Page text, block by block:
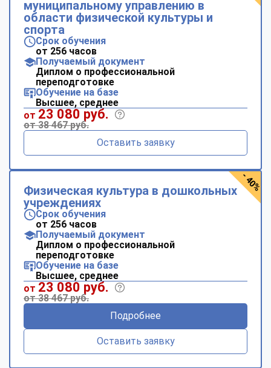
муниципальному управлению в
области физической культуры и
спорта
Срок обучения
от 256 часов
Получаемый документ
Диплом о профессиональной
переподготовке
Обучение на базе
Высшее, среднее
от 23 080 руб.
от 38 467 руб.
Оставить заявку
Физическая культура в дошкольных
учреждениях
Срок обучения
от 256 часов
Получаемый документ
Диплом о профессиональной
переподготовке
Обучение на базе
Высшее, среднее
от 23 080 руб.
от 38 467 руб.
Подробнее
Оставить заявку
- 40%